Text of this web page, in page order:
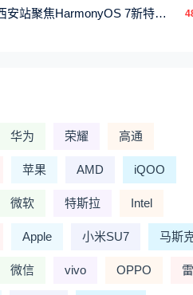
HDD西安站聚焦HarmonyOS 7新特性，解锁从互联到智能的应用开发新范式
华为 荣耀 高通
苹果 AMD iQOO
微软 特斯拉 Intel
Apple 小米SU7 马斯
微信 vivo OPPO